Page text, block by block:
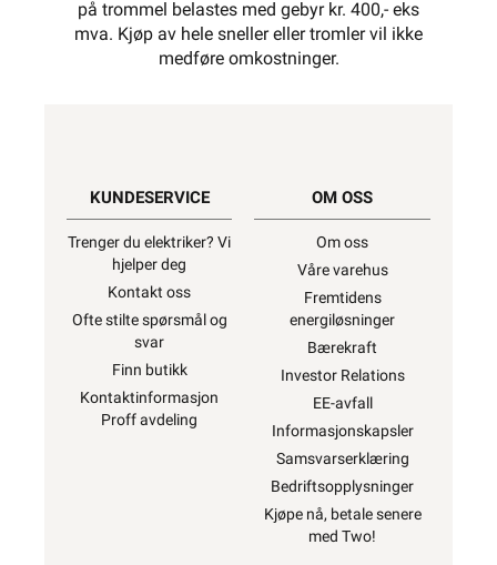
på trommel belastes med gebyr kr. 400,- eks
mva. Kjøp av hele sneller eller tromler vil ikke
medføre omkostninger.
KUNDESERVICE
Trenger du elektriker? Vi
hjelper deg
Kontakt oss
Ofte stilte spørsmål og
svar
Finn butikk
Kontaktinformasjon
Proff avdeling
OM OSS
Om oss
Våre varehus
Fremtidens
energiløsninger
Bærekraft
Investor Relations
EE-avfall
Informasjonskapsler
Samsvarserklæring
Bedriftsopplysninger
Kjøpe nå, betale senere
med Two!